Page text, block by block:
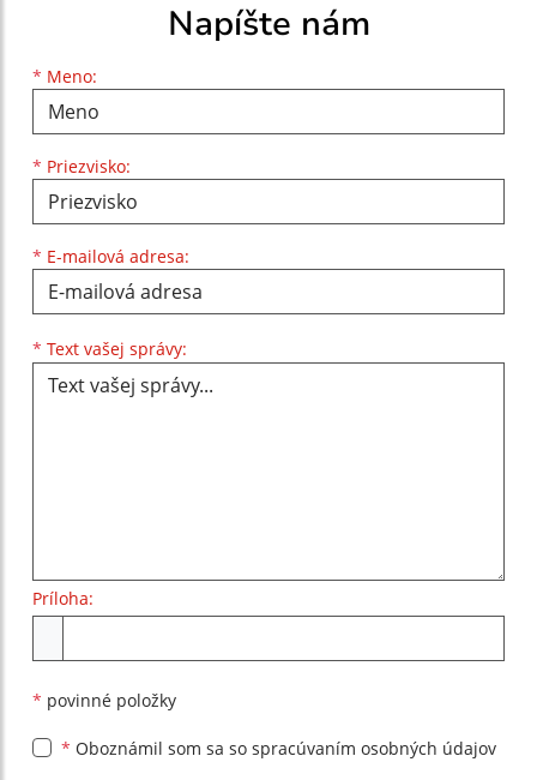
Napíšte nám
* Meno:
Meno
* Priezvisko:
Priezvisko
* E-mailová adresa:
E-mailová adresa
* Text vašej správy:
Príloha:
* povinné položky
* Oboznámil som sa so spracúvaním osobných údajov